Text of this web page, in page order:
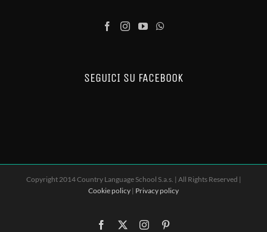
SEGUICI SU FACEBOOK
Copyright 2014 Country Language School S.a.s. | All Rights Reserved |
Cookie policy | Privacy policy
Facebook Instagram